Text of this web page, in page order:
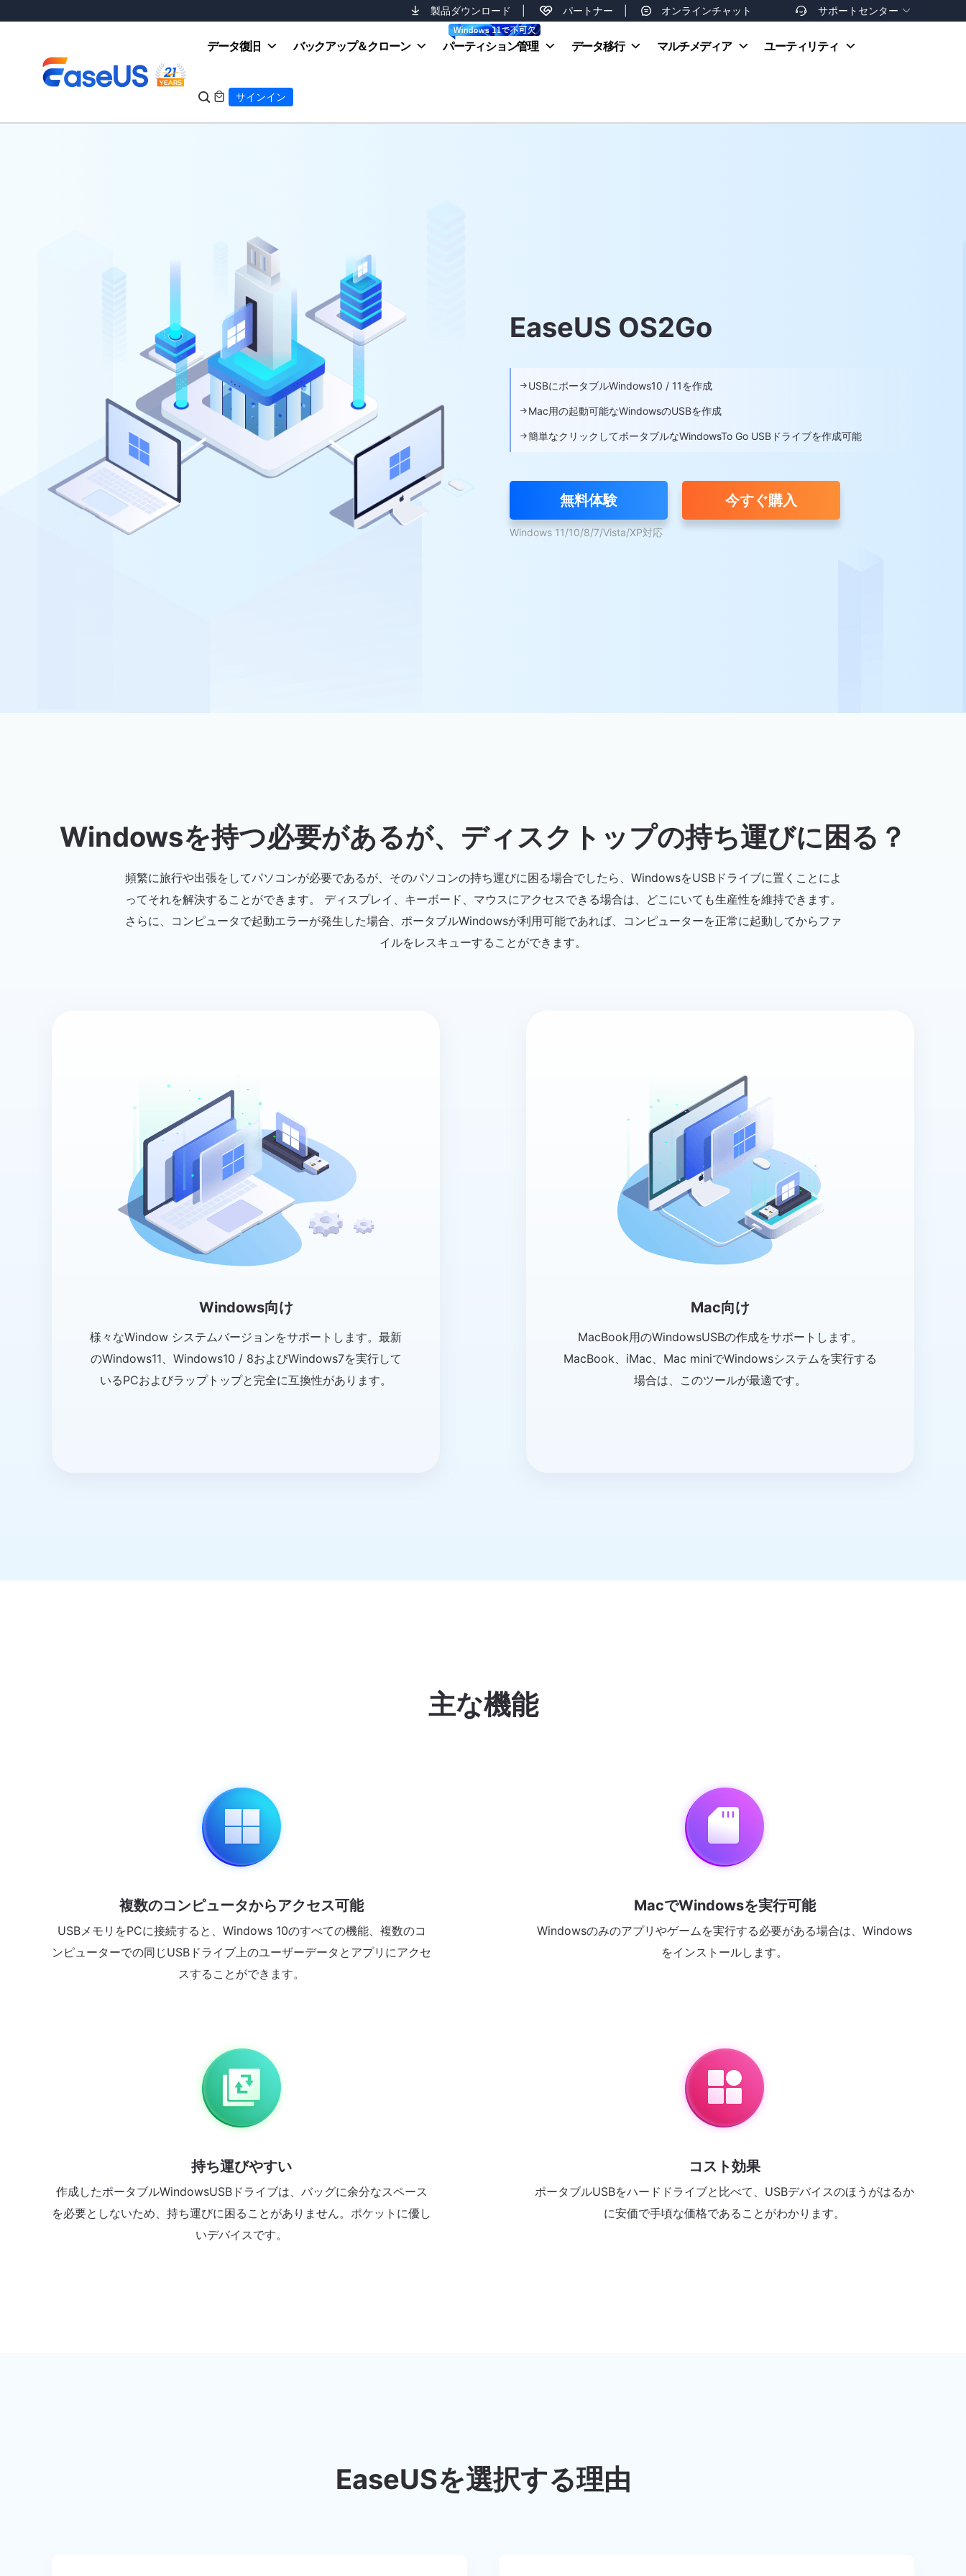
製品ダウンロード パートナー オンラインチャット  サポートセンター 
お支払い方法
データ復旧 バックアップ＆クローン パーティション管理 データ移行 マルチメディア ユーティリティ
  サインイン
EaseUS OS2Go
USBにポータブルWindows10 / 11を作成
Mac用の起動可能なWindowsのUSBを作成
簡単なクリックしてポータブルなWindowsTo Go USBドライブを作成可能
無料体験 今すぐ購入
Windows 11/10/8/7/Vista/XP対応
Windowsを持つ必要があるが、ディスクトップの持ち運びに困る？
頻繁に旅行や出張をしてパソコンが必要であるが、そのパソコンの持ち運びに困る場合でしたら、WindowsをUSBドライブに置くことによ
ってそれを解決することができます。 ディスプレイ、キーボード、マウスにアクセスできる場合は、どこにいても生産性を維持できます。
さらに、コンピュータで起動エラーが発生した場合、ポータブルWindowsが利用可能であれば、コンピューターを正常に起動してからファ
イルをレスキューすることができます。
Windows向け
様々なWindow システムバージョンをサポートします。最新
のWindows11、Windows10 / 8およびWindows7を実行して
いるPCおよびラップトップと完全に互換性があります。
Mac向け
MacBook用のWindowsUSBの作成をサポートします。
MacBook、iMac、Mac miniでWindowsシステムを実行する
場合は、このツールが最適です。
主な機能
複数のコンピュータからアクセス可能
USBメモリをPCに接続すると、Windows 10のすべての機能、複数のコ
ンピューターでの同じUSBドライブ上のユーザーデータとアプリにアクセ
スすることができます。
MacでWindowsを実行可能
Windowsのみのアプリやゲームを実行する必要がある場合は、Windows
をインストールします。
持ち運びやすい
作成したポータブルWindowsUSBドライブは、バッグに余分なスペース
を必要としないため、持ち運びに困ることがありません。ポケットに優し
いデバイスです。
コスト効果
ポータブルUSBをハードドライブと比べて、USBデバイスのほうがはるか
に安価で手頃な価格であることがわかります。
EaseUSを選択する理由